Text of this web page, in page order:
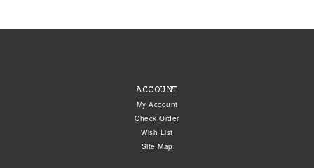
ACCOUNT
My Account
Check Order
Wish List
Site Map